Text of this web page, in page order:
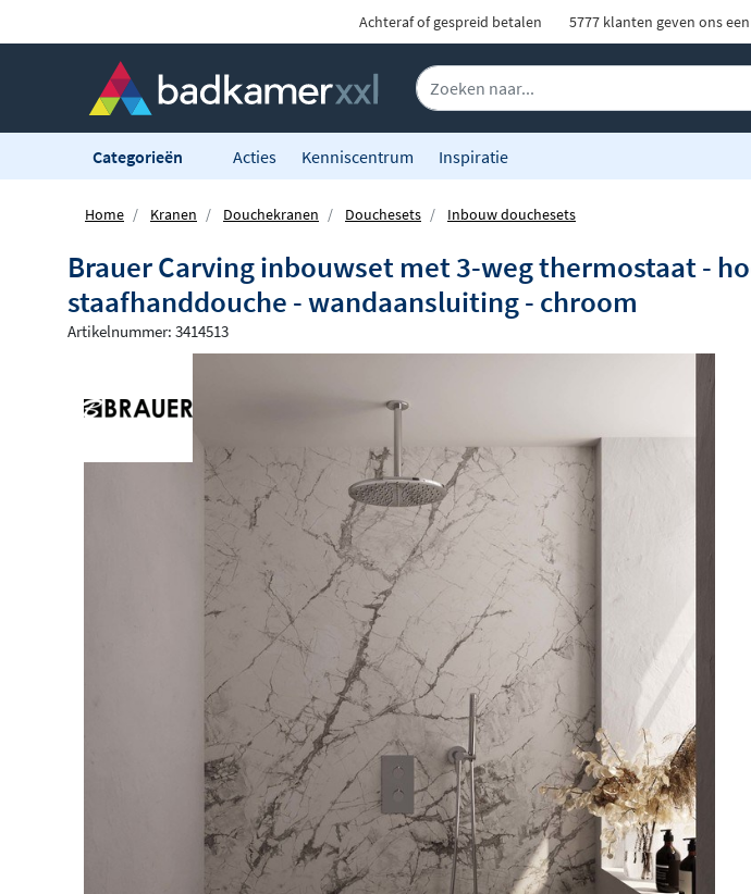
Achteraf of gespreid betalen 5777 klanten geven ons een
Categorieën Acties Kenniscentrum Inspiratie
Home Kranen Douchekranen Douchesets Inbouw douchesets
Brauer Carving inbouwset met 3-weg thermostaat -
staafhanddouche - wandaansluiting - chroom
Artikelnummer: 3414513